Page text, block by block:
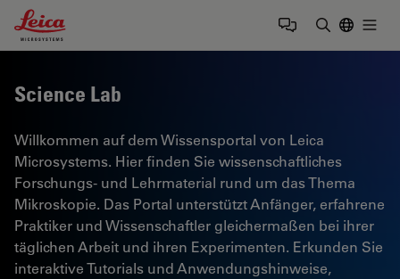
Leica Microsystems Logo
Science Lab
Willkommen auf dem Wissensportal von Leica
Microsystems. Hier finden Sie wissenschaftliches
Forschungs- und Lehrmaterial rund um das Thema
Mikroskopie. Das Portal unterstützt Anfänger, erfahrene
Praktiker und Wissenschaftler gleichermaßen bei ihrer
täglichen Arbeit und ihren Experimenten. Erkunden Sie
interaktive Tutorials und Anwendungshinweise,